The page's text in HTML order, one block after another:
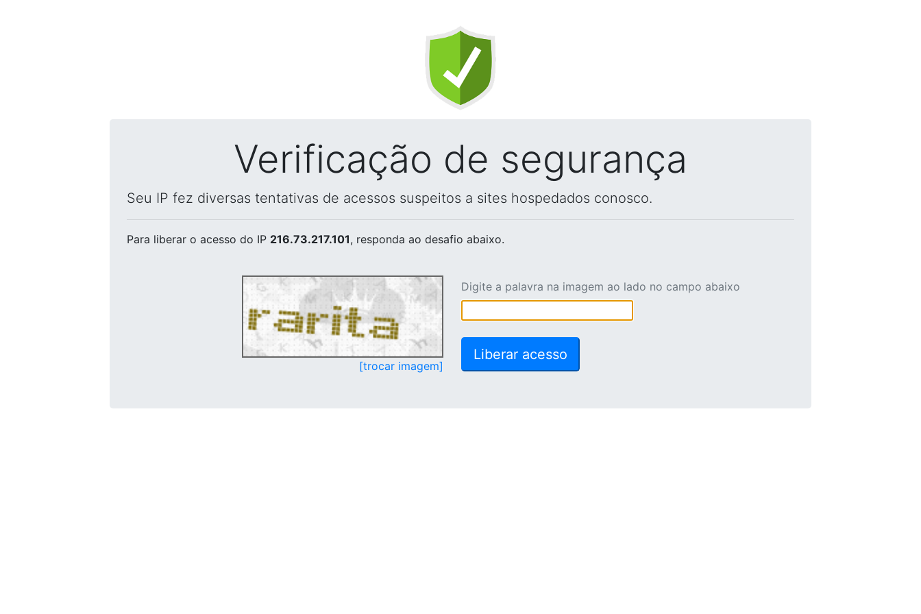
Verificação de segurança
Seu IP fez diversas tentativas de acessos suspeitos a sites hospedados conosco.
Para liberar o acesso do IP 216.73.217.101, responda ao desafio abaixo.
[trocar imagem]
Digite a palavra na imagem ao lado no campo abaixo